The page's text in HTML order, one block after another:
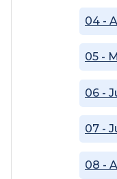
04 -
05 -
06 -
07 -
08 -